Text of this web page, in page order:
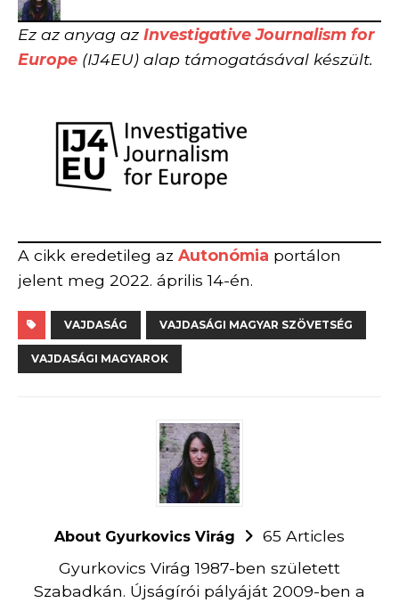
Ez az anyag az Investigative Journalism for
Europe (IJ4EU) alap támogatásával készült.
A cikk eredetileg az Autonómia portálon
jelent meg 2022. április 14-én.
VAJDASÁG VAJDASÁGI MAGYAR SZÖVETSÉG
VAJDASÁGI MAGYAROK
About Gyurkovics Virág
65 Articles
Gyurkovics Virág 1987-ben született
Szabadkán. Újságírói pályáját 2009-ben a